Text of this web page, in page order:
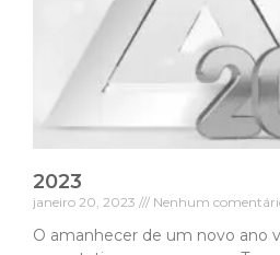
2023
janeiro 20, 2023 Nenhum
O amanhecer de um novo ano